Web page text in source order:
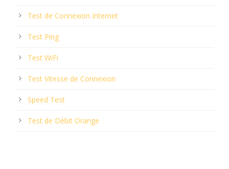
Test de Connexion Internet
Test Ping
Test WiFi
Test Vitesse de Connexion
Speed Test
Test de Débit Orange